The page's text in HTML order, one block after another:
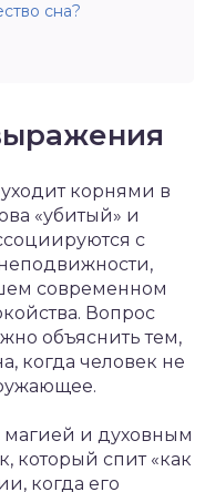
сна?
корнями в
«убитый» и
с
современном
Вопрос
объяснить тем,
когда человек не
магией и духовным
который спит «как
когда его